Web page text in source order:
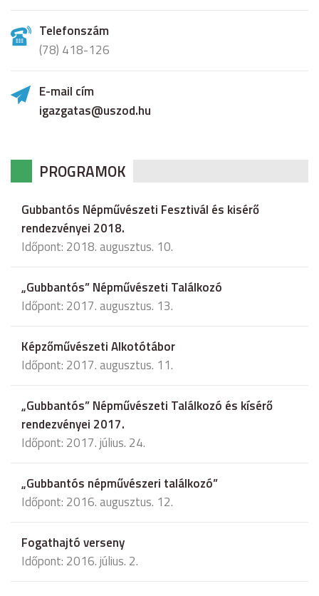
Telefonszám
(78) 418-126
E-mail cím
igazgatas@uszod.hu
PROGRAMOK
Gubbantós Népművészeti Fesztivál és kisérő
rendezvényei 2018.
Időpont: 2018. augusztus. 10.
„Gubbantós” Népművészeti Találkozó
Időpont: 2017. augusztus. 13.
Képzőművészeti Alkotótábor
Időpont: 2017. augusztus. 11.
„Gubbantós” Népművészeti Találkozó és kísérő
rendezvényei 2017.
Időpont: 2017. július. 24.
„Gubbantós népművészeri találkozó”
Időpont: 2016. augusztus. 12.
Fogathajtó verseny
Időpont: 2016. július. 2.